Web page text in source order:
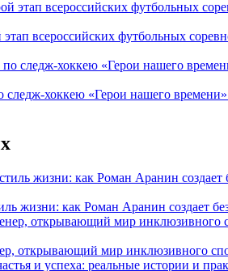
всероссийских футбольных
хоккею «Герои нашего
жизни: как Роман Аранин создает
открывающий мир инклюзивного